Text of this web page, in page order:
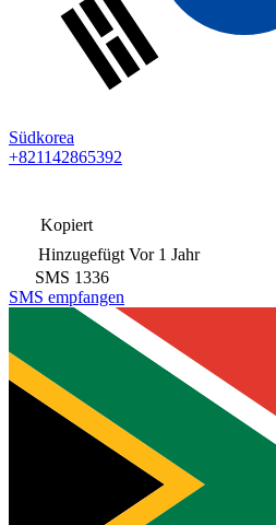
Südkorea
+821142865392
Kopiert
Hinzugefügt Vor 1 Jahr
SMS 1336
SMS empfangen